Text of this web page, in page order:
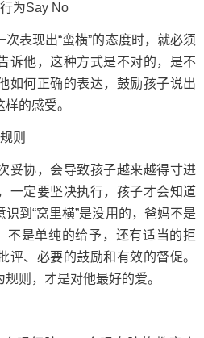
为Say No
现出“蛮横”的态度时，就必须
诉他，这种方式是不对的，是不
如何正确的表达，鼓励孩子说出
的感受。
则
协，会导致孩子越来越得寸进
一定要坚决执行，孩子才会知道
到“窝里横”是没用的，爸妈不是
不是单纯的给予，还有适当的拒
评、必要的鼓励和有效的督促。
则，才是对他最好的爱。